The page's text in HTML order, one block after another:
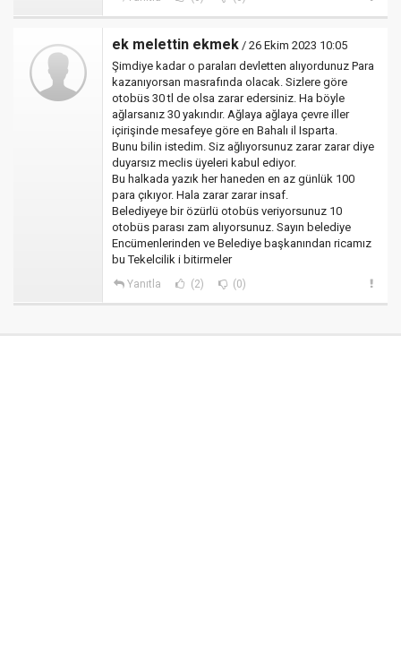
ek melettin ekmek / 26 Ekim 2023 10:05
Şimdiye kadar o paraları devletten alıyordunuz Para
kazanıyorsan masrafında olacak. Sizlere göre
otobüs 30 tl de olsa zarar edersiniz. Ha böyle
ağlarsanız 30 yakındır. Ağlaya ağlaya çevre iller
içirişinde mesafeye göre en Bahalı il Isparta.
Bunu bilin istedim. Siz ağlıyorsunuz zarar zarar diye
duyarsız meclis üyeleri kabul ediyor.
Bu halkada yazık her haneden en az günlük 100
para çıkıyor. Hala zarar zarar insaf.
Belediyeye bir özürlü otobüs veriyorsunuz 10
otobüs parası zam alıyorsunuz. Sayın belediye
Encümenlerinden ve Belediye başkanından ricamız
bu Tekelcilik i bitirmeler
Yanıtla (2) (0)